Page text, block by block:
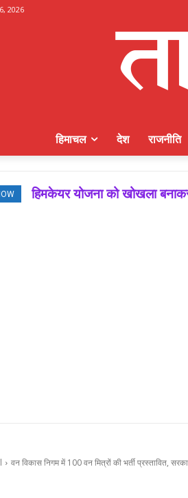
2026
हिमाचल देश राजनीति
हिमकेयर योजना को खोखला
वन विकास निगम में 100 वन मित्रों की भर्ती प्रस्तावित,